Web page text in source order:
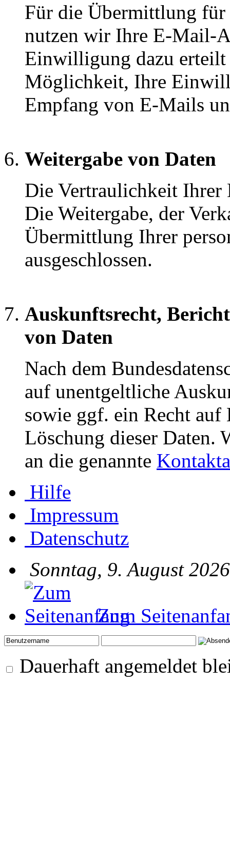
Für die Übermittlung für
nutzen wir Ihre E-Mail-
Einwilligung dazu erteilt
Möglichkeit, Ihre
Empfang von E-Mails
Weitergabe von Daten
Die Vertraulichkeit Ihrer
Die Weitergabe, der
Übermittlung Ihrer
ausgeschlossen.
Auskunftsrecht,
von Daten
Nach dem
auf unentgeltliche
sowie ggf. ein Recht
Löschung dieser Daten.
an die genannte
Hilfe
Impressum
Datenschutz
Sonntag, 9. August
Zum
Dauerhaft angemeldet